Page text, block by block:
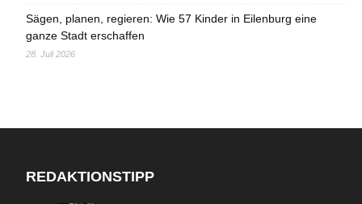
Sägen, planen, regieren: Wie 57 Kinder in Eilenburg eine
ganze Stadt erschaffen
28. Juli 2026
REDAKTIONSTIPP